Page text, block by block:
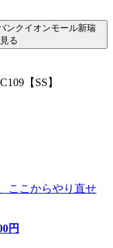
ンクイオンモール新瑞
る
【SS】
ここからやり直せ
円